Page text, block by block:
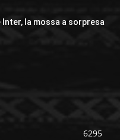
Inter, la mossa a sorpresa
6295